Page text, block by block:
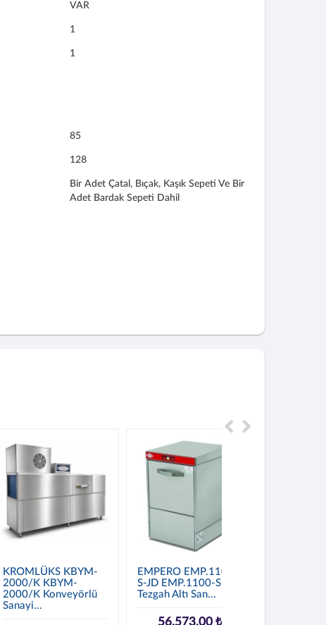
VAR
1
1
85
128
Bir Adet Çatal, Bıçak, Kaşık Sepeti Ve Bir
Adet Bardak Sepeti Dahil
KROMLÜKS KBYM-
2000/K KBYM-
2000/K Konveyörlü
Sanayi...
EMPERO EMP.1100-
S-JD EMP.1100-S-JD
Tezgah Altı San...
56.573,00 ₺